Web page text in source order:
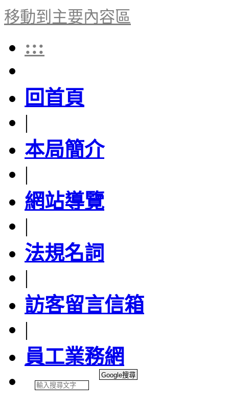
移動到主要內容區
:::
回首頁
|
本局簡介
|
網站導覽
|
法規名詞
|
訪客留言信箱
|
員工業務網